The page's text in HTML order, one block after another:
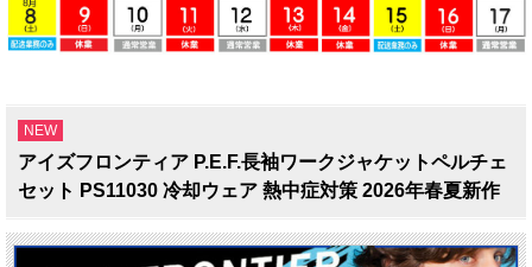
NEW
アイズフロンティア P.E.F.長袖ワークジャケットペルチェ
セット PS11030 冷却ウェア 熱中症対策 2026年春夏新作